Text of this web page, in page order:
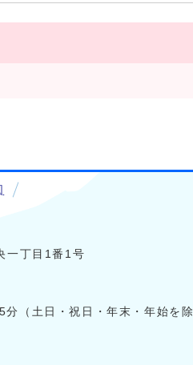
一丁目1番1号
（土日・祝日・年末・年始を除